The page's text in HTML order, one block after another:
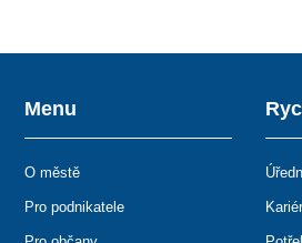
Menu
O městě
Pro podnikatele